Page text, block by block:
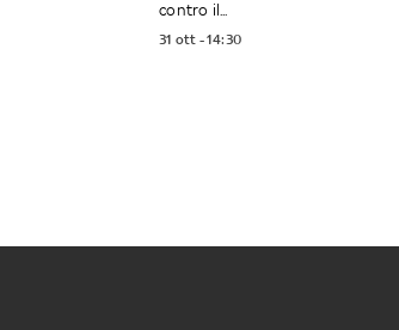
contro il...
31 ott - 14:30